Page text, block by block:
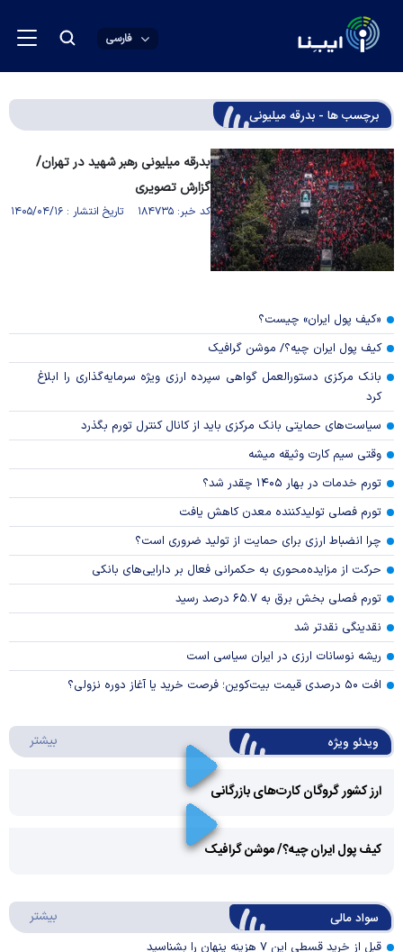
فارسی
برچسب ها - بدرقه میلیونی
بدرقه میلیونی رهبر شهید در تهران/
گزارش تصویری
کد خبر: ۱۸۴۷۳۵ تاریخ انتشار : ۱۴۰۵/۰۴/۱۶
«کیف پول ایران» چیست؟
کیف پول ایران چیه؟/ موشن گرافیک
بانک مرکزی دستورالعمل گواهی سپرده ارزی ویژه سرمایه‌گذاری را ابلاغ
کرد
سیاست‌های حمایتی بانک مرکزی باید از کانال کنترل تورم بگذرد
وقتی سیم کارت وثیقه میشه
تورم خدمات در بهار ۱۴۰۵ چقدر شد؟
تورم فصلی تولیدکننده معدن کاهش یافت
چرا انضباط ارزی برای حمایت از تولید ضروری است؟
حرکت از مزایده‌محوری به حکمرانی فعال بر دارایی‌های بانکی
تورم فصلی بخش برق به ۶۵.۷ درصد رسید
نقدینگی نقدتر شد
ریشه نوسانات ارزی در ایران سیاسی است
افت ۵۰ درصدی قیمت بیت‌کوین؛ فرصت خرید یا آغاز دوره نزولی؟
ویدئو ویژه بیشتر
ارز کشور گروگان کارت‌های بازرگانی
Video
کیف پول ایران چیه؟/ موشن گرافیک
سواد مالی بیشتر
قبل از خرید قسطی این ۷ هزینه پنهان را بشناسید